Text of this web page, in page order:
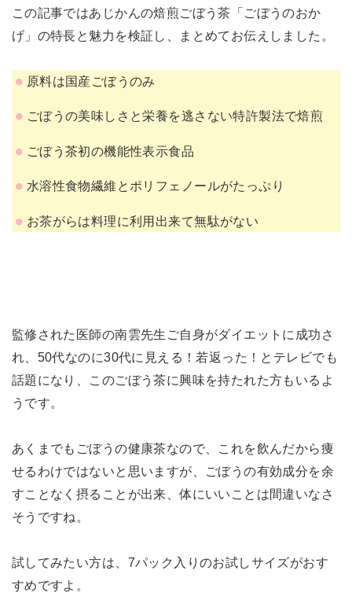
この記事ではあじかんの焙煎ごぼう茶「ごぼうのおか
げ」の特長と魅力を検証し、まとめてお伝えしました。
原料は国産ごぼうのみ
ごぼうの美味しさと栄養を逃さない特許製法で焙煎
ごぼう茶初の機能性表示食品
水溶性食物繊維とポリフェノールがたっぷり
お茶がらは料理に利用出来て無駄がない
監修された医師の南雲先生ご自身がダイエットに成功さ
れ、50代なのに30代に見える！若返った！とテレビでも
話題になり、このごぼう茶に興味を持たれた方もいるよ
うです。
あくまでもごぼうの健康茶なので、これを飲んだから痩
せるわけではないと思いますが、ごぼうの有効成分を余
すことなく摂ることが出来、体にいいことは間違いなさ
そうですね。
試してみたい方は、7パック入りのお試しサイズがおす
すめですよ。